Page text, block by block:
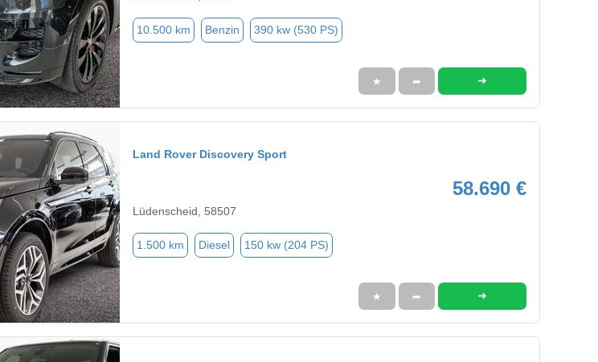
10.500 km Benzin 390 kw (530 PS)
★ ➦ ➜
Land Rover Discovery Sport
58.690 €
Lüdenscheid, 58507
1.500 km Diesel 150 kw (204 PS)
★ ➦ ➜